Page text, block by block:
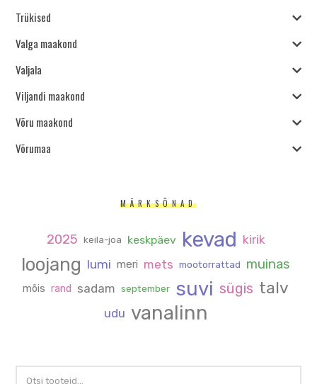
Trükised
Valga maakond
Valjala
Viljandi maakond
Võru maakond
Võrumaa
MÄRKSÕNAD
2025 keila-joa keskpäev kevad kirik
loojang lumi meri mets mootorrattad muinas
mõis rand sadam september suvi sügis talv
udu vanalinn